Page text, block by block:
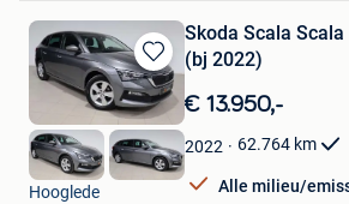
Bewaren
in
Mijn
Favorieten
Skoda Scala
(bj 2022)
€ 13.950,-
2022 62.764 km
Alle milieu/
DP Auto
Hooglede